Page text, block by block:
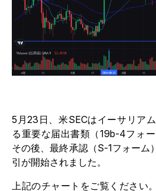
5月23日、米SECはイーサリア
る重要な届出書類（19b-4フォー
その後、最終承認（S-1フォーム
引が開始されました。
上記のチャートをご覧ください